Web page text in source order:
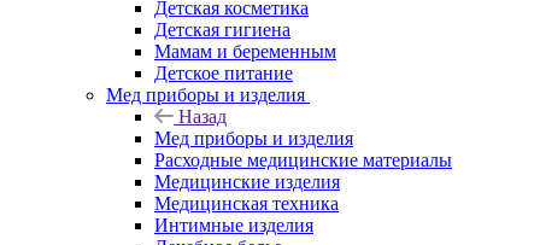
Детская косметика
Детская гигиена
Мамам и беременным
Детское питание
Мед приборы и изделия
Назад
Мед приборы и изделия
Расходные медицинские материалы
Медицинские изделия
Медицинская техника
Интимные изделия